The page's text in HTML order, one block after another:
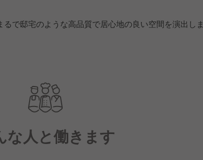
で邸宅のような高品質で居心地の良い空間を演出しま
な人と働きます